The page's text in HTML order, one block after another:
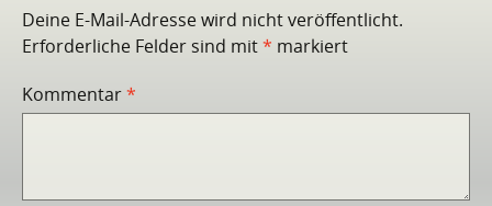
Deine E-Mail-Adresse wird nicht veröffentlicht.
Erforderliche Felder sind mit* markiert
Kommentar*